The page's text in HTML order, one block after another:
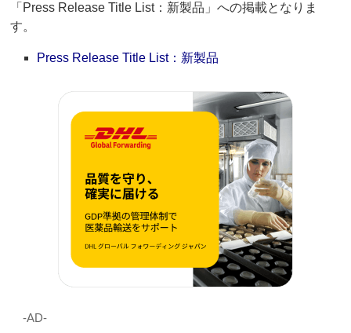
「Press Release Title List：新製品」への掲載となりま
す。
Press Release Title List：新製品
‐AD‐